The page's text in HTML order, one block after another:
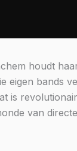
houdt
eigen bands
is
van